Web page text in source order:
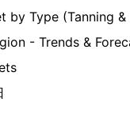
by Type (Tanning
- Trends &